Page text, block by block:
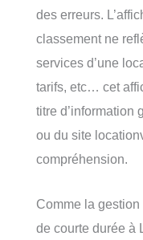
des erreurs.
classement ne
services d’une
tarifs, etc… cet
titre d’information
ou du site
compréhension.
Comme la
de courte durée à